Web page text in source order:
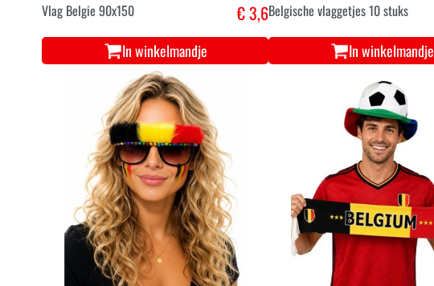
Vlag Belgie 90x150 € 3,6
In winkelmandje
Belgische vlaggetjes 10 stuks
In winkelmandje